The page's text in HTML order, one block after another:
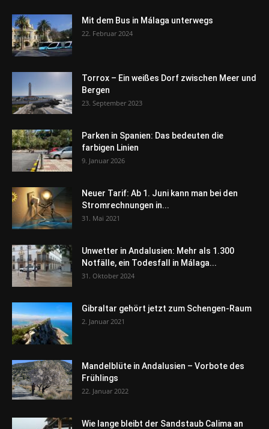
Mit dem Bus in Málaga unterwegs
22. Februar 2024
Torrox – Ein weißes Dorf zwischen Meer und
Bergen
23. September 2023
Parken in Spanien: Das bedeuten die
farbigen Linien
9. Januar 2026
Neuer Tarif: Ab 1. Juni kann man bei den
Stromrechnungen in...
31. Mai 2021
Unwetter in Andalusien: Mehr als 1.300
Notfälle, ein Todesfall in Málaga...
31. Oktober 2024
Gibraltar gehört jetzt zum Schengen-Raum
2. Januar 2021
Mandelblüte in Andalusien – Vorbote des
Frühlings
22. Januar 2022
Wie lange bleibt der Sandstaub Calima an